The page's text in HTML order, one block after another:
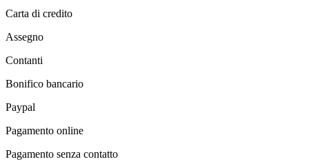
Carta di credito
Assegno
Contanti
Bonifico bancario
Paypal
Pagamento online
Pagamento senza contatto